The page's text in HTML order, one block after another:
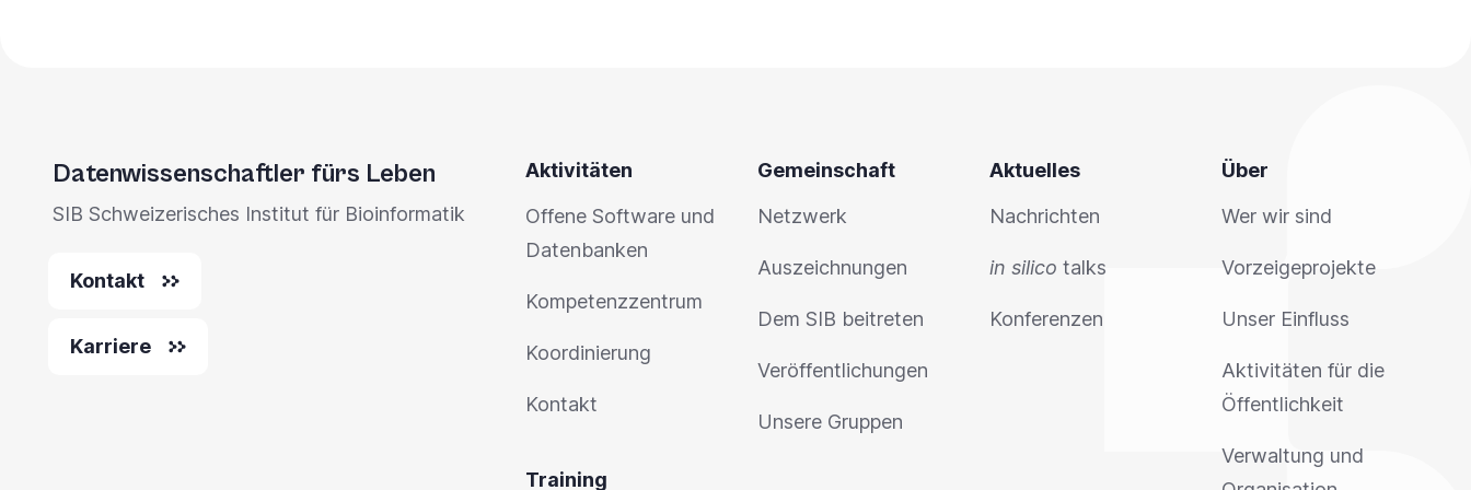
Datenwissenschaftler fürs Leben
SIB Schweizerisches Institut für Bioinformatik
Kontakt
Karriere
Aktivitäten
Offene Software und
Datenbanken
Kompetenzzentrum
Koordinierung
Kontakt
Training
Gemeinschaft
Netzwerk
Auszeichnungen
Dem SIB beitreten
Veröffentlichungen
Unsere Gruppen
Aktuelles
Nachrichten
in silico talks
Konferenzen
Über
Wer wir sind
Vorzeigeprojekte
Unser Einfluss
Aktivitäten für die
Öffentlichkeit
Verwaltung und